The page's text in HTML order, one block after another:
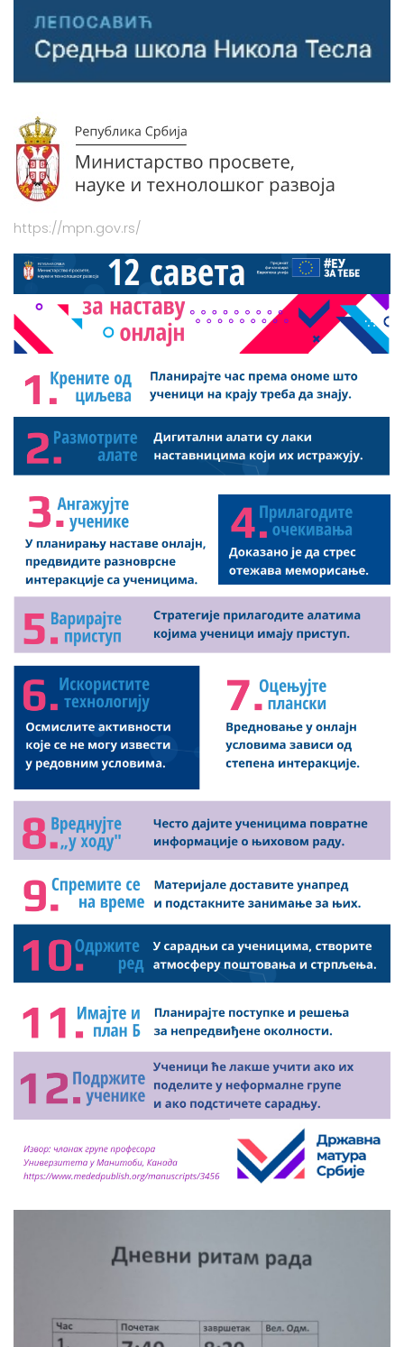
https://mpn.gov.rs/